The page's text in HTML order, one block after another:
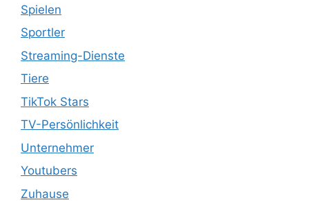
Spielen
Sportler
Streaming-Dienste
Tiere
TikTok Stars
TV-Persönlichkeit
Unternehmer
Youtubers
Zuhause